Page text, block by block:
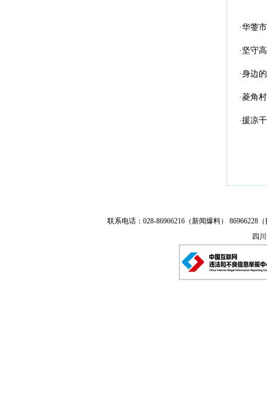
·华蓥
·坚守
·身边
·菱角
·援凉
联系电话：028-86966216（新闻爆料） 86966228
四